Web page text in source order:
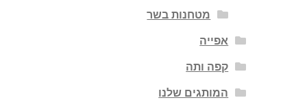
מטחנות בשר
אפייה
קפה ותה
המותגים שלנו